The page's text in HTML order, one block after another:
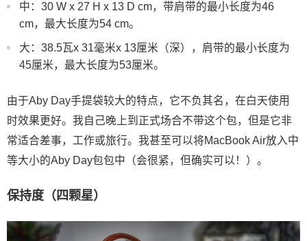
中：30 W x 27 H x 13 D cm，带肩带的最小长度为46
cm，最大长度为54 cm。
大：38.5瓦x 31毫米x 13厘米（深），肩带的最小长度为
45厘米，最大长度为53厘米。
由于Aby Day手提袋较大的特点，它不负其名，在白天使用
时效果更好。我自己晚上到正式场合不带这个包，但是它非
常适合差事，工作或旅行。我甚至可以将MacBook Air放入中
等大小的Aby Day包包中（会很紧，但确实可以！）。
保持度（四颗星）